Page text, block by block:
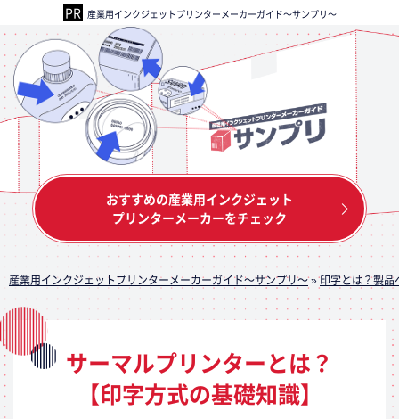
産業用インクジェットプリンターメーカーガイド～サンプリ～
おすすめの産業用インクジェット
プリンターメーカーをチェック
産業用インクジェットプリンターメーカーガイド～サンプリ～»印字とは？製
サーマルプリンターとは？
【印字方式の基礎知識】